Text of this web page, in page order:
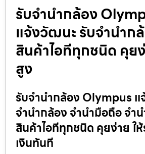
รับจํานํากล้อง
แจ้งวัฒนะ รับจํานําก
สินค้าไอทีทุกชนิด คุยง่
สูง
รับจํานํากล้อง Olympus
จํานํากล้อง จำนำมือถือ จำน
สินค้าไอทีทุกชนิด คุยง่าย ใ
เงินทันที